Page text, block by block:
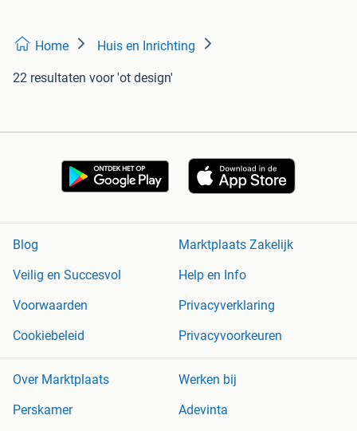
Home Huis en Inrichting
22 resultaten voor 'ot design'
Blog
Marktplaats Zakelijk
Veilig en Succesvol
Help en Info
Voorwaarden
Privacyverklaring
Cookiebeleid
Privacyvoorkeuren
Over Marktplaats
Werken bij
Perskamer
Adevinta